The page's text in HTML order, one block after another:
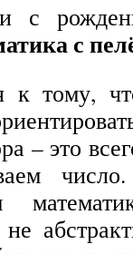
с
с
к тому,
– это
не